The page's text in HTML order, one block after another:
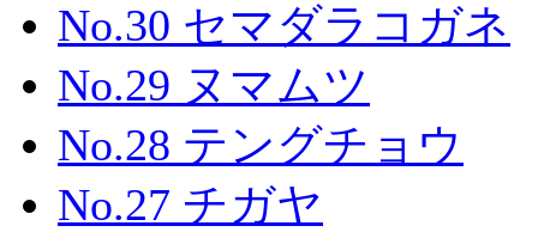
No.30 セマダラコガネ
No.29 ヌマムツ
No.28 テングチョウ
No.27 チガヤ